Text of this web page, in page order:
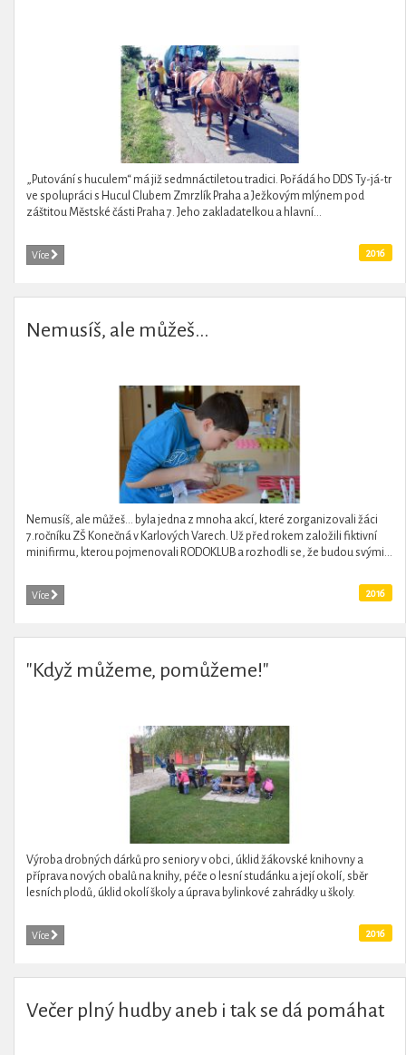
„Putování s huculem“ má již sedmnáctiletou tradici. Pořádá ho DDS Ty-já-tr
ve spolupráci s Hucul Clubem Zmrzlík Praha a Ježkovým mlýnem pod
záštitou Městské části Praha 7. Jeho zakladatelkou a hlavní...
Více 2016
Nemusíš, ale můžeš...
Nemusíš, ale můžeš... byla jedna z mnoha akcí, které zorganizovali žáci
7.ročníku ZŠ Konečná v Karlových Varech. Už před rokem založili fiktivní
minifirmu, kterou pojmenovali RODOKLUB a rozhodli se, že budou svými...
Více 2016
"Když můžeme, pomůžeme!"
Výroba drobných dárků pro seniory v obci, úklid žákovské knihovny a
příprava nových obalů na knihy, péče o lesní studánku a její okolí, sběr
lesních plodů, úklid okolí školy a úprava bylinkové zahrádky u školy.
Více 2016
Večer plný hudby aneb i tak se dá pomáhat